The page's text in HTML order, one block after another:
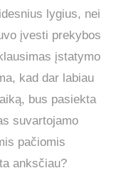
lygius, nei
įvesti prekybos
įstatymo
kad dar labiau
bus pasiekta
suvartojamo
pačiomis
anksčiau?